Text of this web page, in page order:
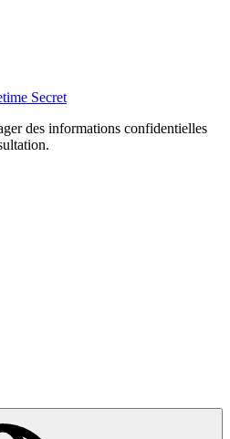
Secret
des informations confidentielles